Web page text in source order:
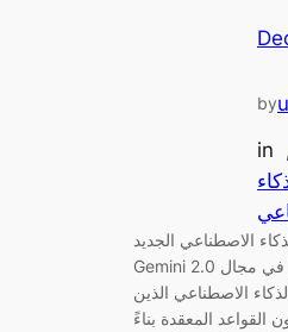
by
in
الاصطناعي الجديد
Gemini 2.0 من جوجل، الذي يُحدث تحولًا كبيرًا في مجال
الاصطناعي الذين
القواعد المعقدة بناءً